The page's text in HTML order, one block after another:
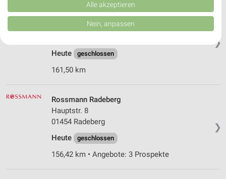
❯
dm Dresden
Sternstraße 2b
Heute
geschlossen
161,50 km
❯
Rossmann Radeberg
Hauptstr. 8
01454 Radeberg
Heute
geschlossen
156,42 km • Angebote: 3 Prospekte
Verbesserung der Angebote. Verwendung reduzierter Daten zur Auswahl
von Inhalten.
Daten können außerhalb der Europäischen Union weitergegeben und in die
USA gesendet werden.
Website/App.
Partnerliste anzeigen (1 IAB-Anbieter)
Wir nutzen Ihre Daten für folgende Zwecke:
Speichern von oder Zugriff auf Informationen
auf einem Endgerät
Werbeanzeigen
Erstellung von Profilen für personalisierte
Alle akzeptieren
Nein, anpassen